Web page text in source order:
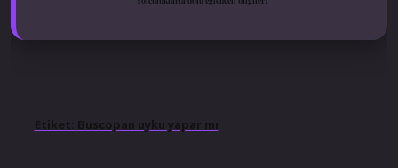
Etiket: Buscopan uyku yapar mı